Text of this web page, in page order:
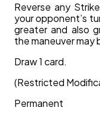
Reverse any
your opponent’s
greater and also
the maneuver may
Draw 1 card.
(Restricted
Permanent